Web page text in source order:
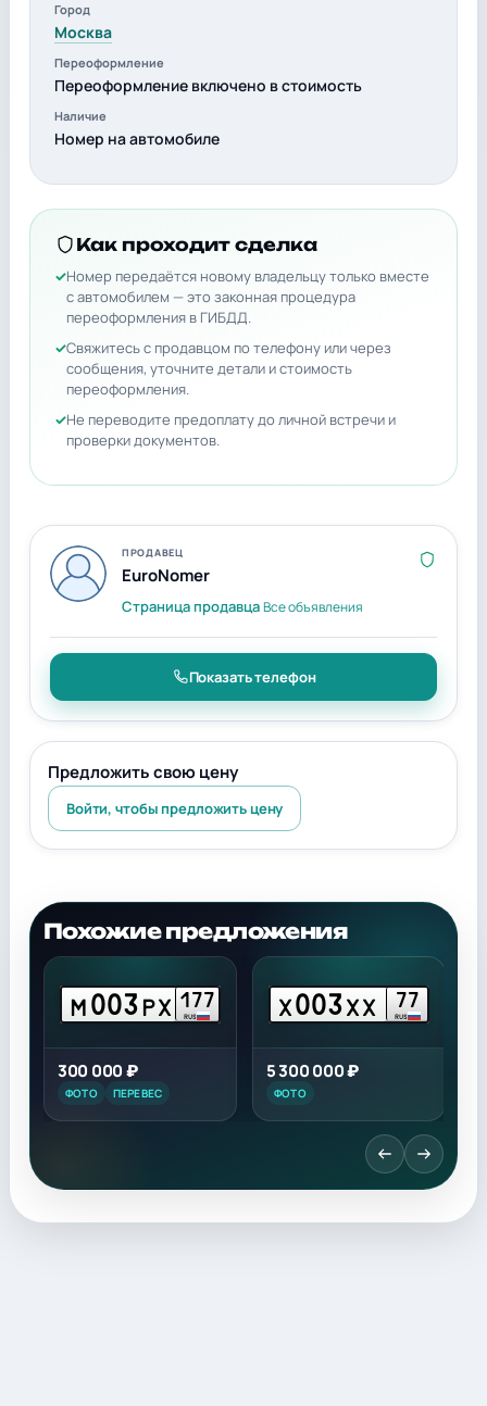
Город
Москва
Переоформление
Переоформление включено в стоимость
Наличие
Номер на автомобиле
Как проходит сделка
Номер передаётся новому владельцу только вместе
с автомобилем — это законная процедура
переоформления в ГИБДД.
Свяжитесь с продавцом по телефону или через
сообщения, уточните детали и стоимость
переоформления.
Не переводите предоплату до личной встречи и
проверки документов.
ПРОДАВЕЦ
EuroNomer
Страница продавцаВсе объявления
Показать телефон
Предложить свою цену
Войти, чтобы предложить цену
Похожие предложения
М 003РХ 177
RUS
300 000 ₽
ФОТО ПЕРЕВЕС
Х003ХХ 77
RUS
5 300 000 ₽
ФОТО